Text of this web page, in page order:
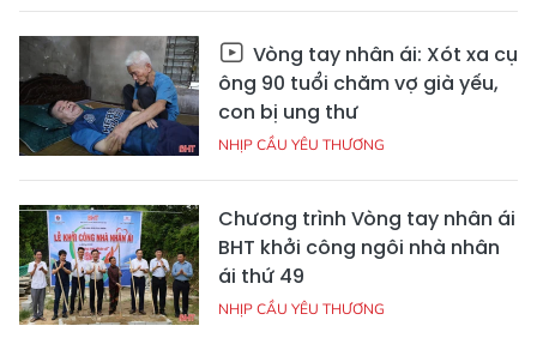
Vòng tay nhân ái: Xót xa cụ
ông 90 tuổi chăm vợ già yếu,
con bị ung thư
NHỊP CẦU YÊU THƯƠNG
Chương trình Vòng tay nhân ái
BHT khởi công ngôi nhà nhân
ái thứ 49
NHỊP CẦU YÊU THƯƠNG